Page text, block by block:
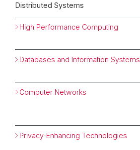
Distributed Systems
High Performance Computing
Databases and Information Systems
Computer Networks
Privacy-Enhancing Technologies